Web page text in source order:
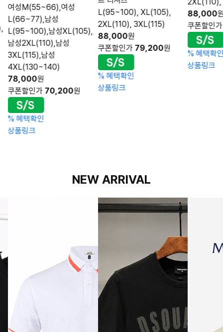
여성M(55~66),여성
L(66~77),남성
L(95~100),남성XL(105),
남성2XL(110),남성
3XL(115),남성
4XL(130~140)
78,000원
쿠폰할인가 70,200원
% 혜택확인
상품링크
L(95~100), XL(105),
2XL(110), 3XL(115)
88,000원
쿠폰할인가 79,200원
% 혜택확인
상품링크
88,000
쿠폰할인
% 혜택확
상품링크
NEW ARRIVAL